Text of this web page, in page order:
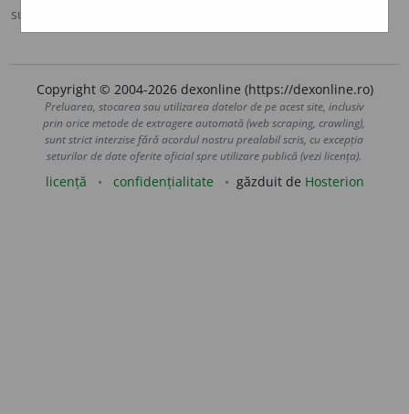
sursa:
Copyright © 2004-2026 dexonline (https://dexonline.ro)
Preluarea, stocarea sau utilizarea datelor de pe acest site, inclusiv
prin orice metode de extragere automată (web scraping, crawling),
sunt strict interzise fără acordul nostru prealabil scris, cu excepția
seturilor de date oferite oficial spre utilizare publică (vezi licența).
licență confidențialitate găzduit de Hosterion